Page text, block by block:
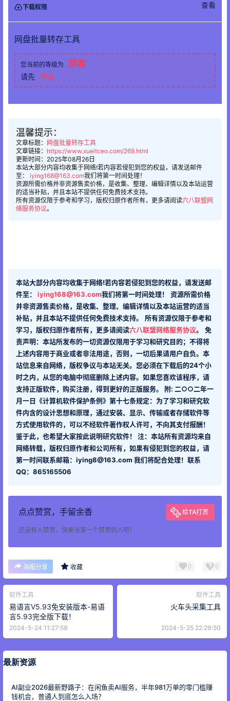
下载权限 查看
网盘批量转存工具
您当前的等级为 游客
请先 登录
温馨提示：
文章标题： 网盘批量转存工具
文章链接： https://www.xueitceo.com/269.html
更新时间：2025年08月26日
本站大部分内容均收集于网络!若内容若侵犯到您的权益，请发送邮件
至：
iying168@163.com我们将第一时间处理！
资源所需价格并非资源售卖价格，是收集、整理、编辑详情以及本站运营
的适当补贴，并且本站不提供任何免费技术支持。
所有资源仅限于参考和学习，版权归原作者所有，更多请阅读六八联盟网
络服务协议。
本站大部分内容均收集于网络!若内容若侵犯到您的权益，请发送邮
件至：
iying168@163.com我们将第一时间处理！
资源所需价格
并非资源售卖价格，是收集、整理、编辑详情以及本站运营的适当
补贴，并且本站不提供任何免费技术支持。
所有资源仅限于参考和
学习，版权归原作者所有，更多请阅读六八联盟网络服务协议。
免
责声明：本站所发布的一切资源仅限用于学习和研究目的；不得将
上述内容用于商业或者非法用途，否则，一切后果请用户自负。本
站信息来自网络，版权争议与本站无关。您必须在下载后的24个小
时之内，从您的电脑中彻底删除上述内容。如果您喜欢该程序，请
支持正版软件，购买注册，得到更好的正版服务。 附: 二○○二年一
月一日《计算机软件保护条例》第十七条规定：为了学习和研究软
件内含的设计思想和原理，通过安装、显示、传输或者存储软件等
方式使用软件的，可以不经软件著作权人许可，不向其支付报酬！
鉴于此，也希望大家按此说明研究软件！ 注：本站所有资源均来自
网络转载，版权归原作者和公司所有，如果有侵犯到您的权益，请
第一时间联系邮箱：iying8@163.com 我们将配合处理！联系
QQ：865165506
点点赞赏，手留余香 给TA打赏
还没有人赞赏，快来当第一个赞赏的人吧！
海报分享 收藏 0 0
软件工具
易语言V5.93免安装版本-易语
言5.93完全版下载！
2024-5-24 11:27:58
软件工具
火车头采集工具
2024-5-25 22:29:50
最新资源
AI副业2026最新野路子：在闲鱼卖AI服务，半年981万单的零门槛赚
钱机会，普通人到底怎么入场？